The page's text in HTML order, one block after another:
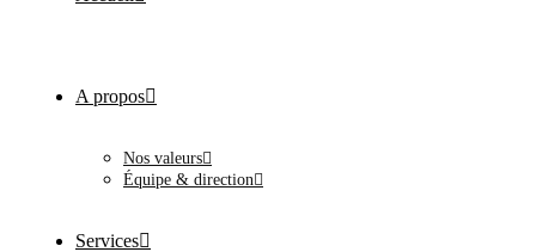
A propos
Nos valeurs
Équipe & direction
Services